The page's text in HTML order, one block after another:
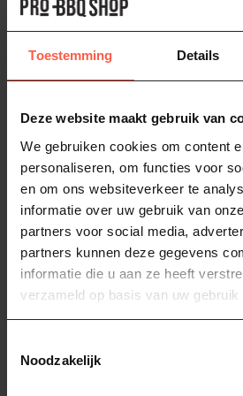
Toestemming Details
Deze website maakt gebruik van
We gebruiken cookies om content
personaliseren, om functies voor
en om ons websiteverkeer te
informatie over uw gebruik van
partners voor social media,
partners kunnen deze gegevens
informatie die u aan ze heeft
verzameld op basis van uw
Noodzakelijk
LAGUIOLE STYLE DE VIE
Kaasschaaf en
kaasrasp Zwart
kaasschaaf en rasp set
verschi...
Op voorraad
OXO
Op